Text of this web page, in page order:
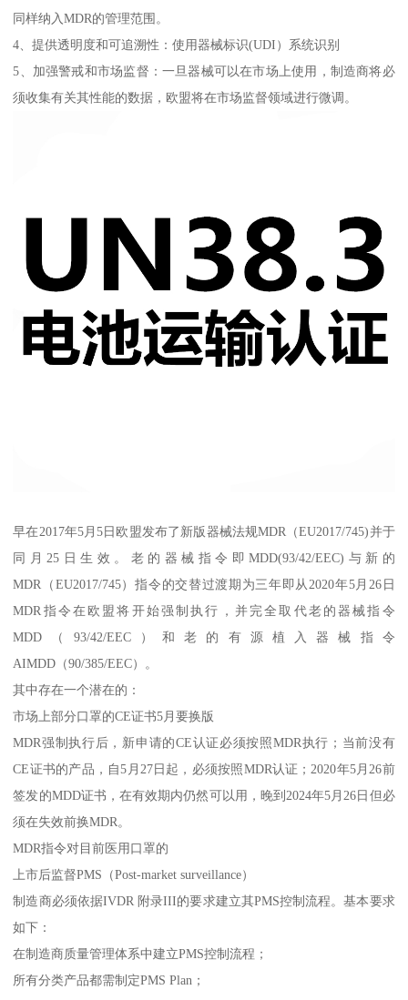
同样纳入MDR的管理范围。
4、提供透明度和可追溯性：使用器械标识(UDI）系统识别
5、加强警戒和市场监督：一旦器械可以在市场上使用，制造商将必
须收集有关其性能的数据，欧盟将在市场监督领域进行微调。
早在2017年5月5日欧盟发布了新版器械法规MDR（EU2017/745)并于
同月25日生效。老的器械指令即MDD(93/42/EEC)与新的
MDR（EU2017/745）指令的交替过渡期为三年即从2020年5月26日
MDR指令在欧盟将开始强制执行，并完全取代老的器械指令
MDD（93/42/EEC）和老的有源植入器械指令
AIMDD（90/385/EEC）。
其中存在一个潜在的：
市场上部分口罩的CE证书5月要换版
MDR强制执行后，新申请的CE认证必须按照MDR执行；当前没有
CE证书的产品，自5月27日起，必须按照MDR认证；2020年5月26前
签发的MDD证书，在有效期内仍然可以用，晚到2024年5月26日但必
须在失效前换MDR。
MDR指令对目前医用口罩的
上市后监督PMS（Post-market surveillance）
制造商必须依据IVDR 附录III的要求建立其PMS控制流程。基本要求
如下：
在制造商质量管理体系中建立PMS控制流程；
所有分类产品都需制定PMS Plan；